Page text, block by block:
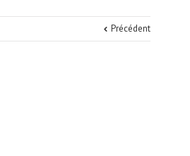
Précédent